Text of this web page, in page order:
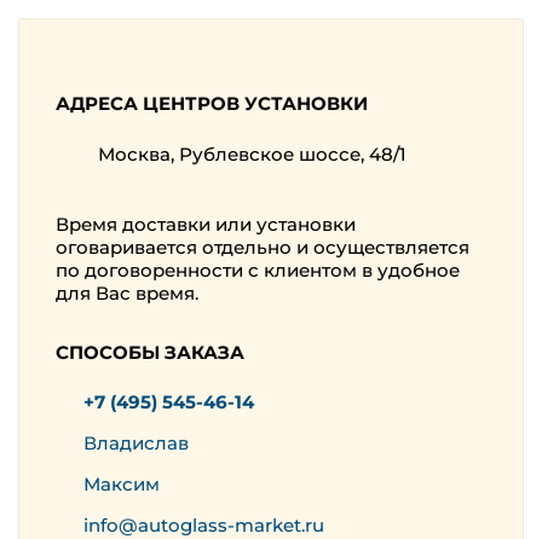
АДРЕСА ЦЕНТРОВ УСТАНОВКИ
Москва, Рублевское шоссе, 48/1
Время доставки или установки
оговаривается отдельно и осуществляется
по договоренности с клиентом в удобное
для Вас время.
СПОСОБЫ ЗАКАЗА
+7 (495) 545-46-14
Владислав
Максим
info@autoglass-market.ru